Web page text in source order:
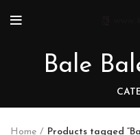
Bale
Home Products tagged